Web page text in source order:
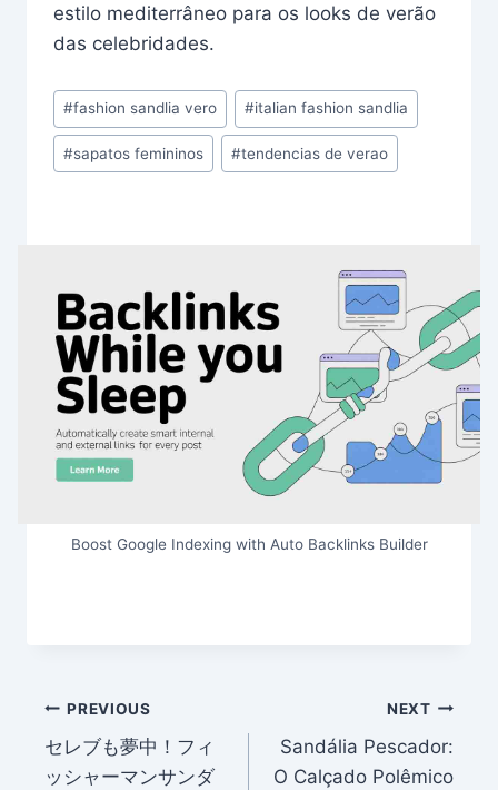
estilo mediterrâneo para os looks de verão
das celebridades.
Post
Tags:
#fashion sandlia vero #italian fashion sandlia
#sapatos femininos #tendencias de verao
Boost Google Indexing with Auto Backlinks Builder
Post
navigation
PREVIOUS
セレブも夢中！フィ
ッシャーマンサンダ
NEXT
Sandália Pescador:
O Calçado Polêmico